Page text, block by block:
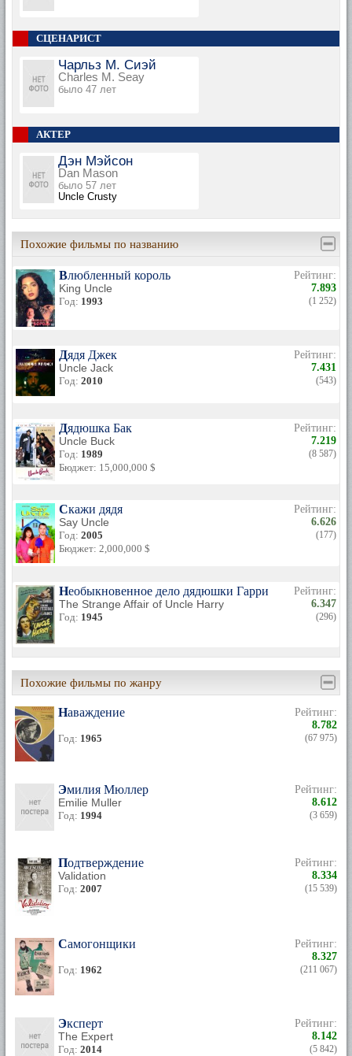
СЦЕНАРИСТ
Чарльз М. Сиэй
Charles M. Seay
было 47 лет
АКТЕР
Дэн Мэйсон
Dan Mason
было 57 лет
Uncle Crusty
Похожие фильмы по названию
Влюбленный король
King Uncle
Год: 1993
Рейтинг:
7.893
(1 252)
Дядя Джек
Uncle Jack
Год: 2010
Рейтинг:
7.431
(543)
Дядюшка Бак
Uncle Buck
Год: 1989
Бюджет: 15,000,000 $
Рейтинг:
7.219
(8 587)
Скажи дядя
Say Uncle
Год: 2005
Бюджет: 2,000,000 $
Рейтинг:
6.626
(177)
Необыкновенное дело дядюшки Гарри
The Strange Affair of Uncle Harry
Год: 1945
Рейтинг:
6.347
(296)
Похожие фильмы по жанру
Наваждение
Год: 1965
Рейтинг:
8.782
(67 975)
Эмилия Мюллер
Emilie Muller
Год: 1994
Рейтинг:
8.612
(3 659)
Подтверждение
Validation
Год: 2007
Рейтинг:
8.334
(15 539)
Самогонщики
Год: 1962
Рейтинг:
8.327
(211 067)
Эксперт
The Expert
Год: 2014
Рейтинг:
8.142
(5 842)